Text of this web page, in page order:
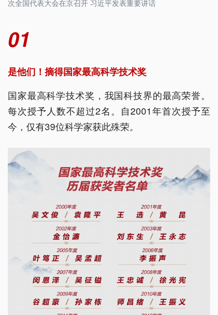
次全国代表大会在京召开 习近平发表重要讲话
01
是他们！摘得国家最高科学技术奖
国家最高科学技术奖，我国科技界的最高荣誉。
每次授予人数不超过2名。自2001年首次授予至
今，仅有39位科学家获此殊荣。